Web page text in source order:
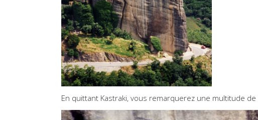
En quittant Kastraki, vous remarquerez une multitude